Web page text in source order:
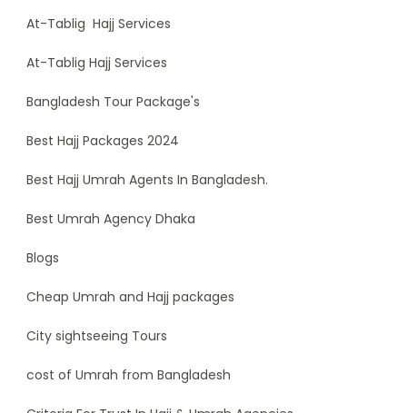
At-Tablig Hajj Services
At-Tablig Hajj Services
Bangladesh Tour Package's
Best Hajj Packages 2024
Best Hajj Umrah Agents In Bangladesh.
Best Umrah Agency Dhaka
Blogs
Cheap Umrah and Hajj packages
City sightseeing Tours
cost of Umrah from Bangladesh